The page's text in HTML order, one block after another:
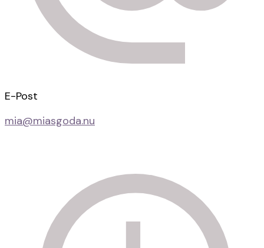
E-Post
mia@miasgoda.nu